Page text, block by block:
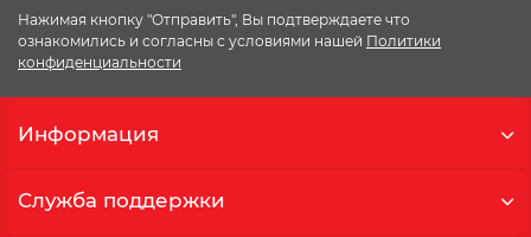
Нажимая кнопку "Отправить", Вы подтверждаете что
ознакомились и согласны с условиями нашей Политики
конфиденциальности
Информация
Служба поддержки